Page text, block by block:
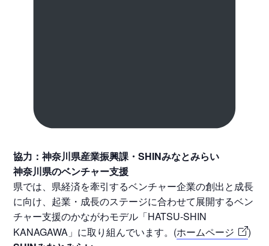
協力：神奈川県産業振興課・SHINみなとみらい
神奈川県のベンチャー支援
県では、県経済を牽引するベンチャー企業の創出と成長
に向け、起業・成長のステージに合わせて展開するベン
チャー支援のかながわモデル「HATSU-SHIN
KANAGAWA」に取り組んでいます。(ホームページ
)